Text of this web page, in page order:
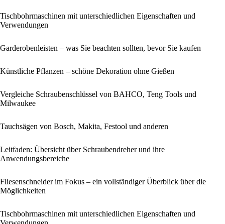
Tischbohrmaschinen mit unterschiedlichen Eigenschaften und
Verwendungen
Garderobenleisten – was Sie beachten sollten, bevor Sie kaufen
Künstliche Pflanzen – schöne Dekoration ohne Gießen
Vergleiche Schraubenschlüssel von BAHCO, Teng Tools und
Milwaukee
Tauchsägen von Bosch, Makita, Festool und anderen
Leitfaden: Übersicht über Schraubendreher und ihre
Anwendungsbereiche
Fliesenschneider im Fokus – ein vollständiger Überblick über die
Möglichkeiten
Tischbohrmaschinen mit unterschiedlichen Eigenschaften und